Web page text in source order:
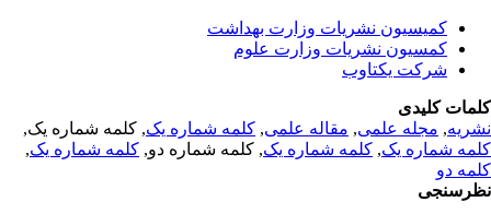
کمیسیون نشریات وزارت بهداشت
کمسیون نشریات وزارت علوم
شرکت یکتاوب
کلیدی
,مجله علمی, مقاله علمی, کلمه شماره یک, کلمه شماره یک,
شماره یک,کلمه شماره یک, کلمه شماره دو,کلمه شماره یک,
دو